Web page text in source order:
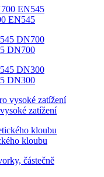
EN545
DN700
DN300
zatížení
kloubu